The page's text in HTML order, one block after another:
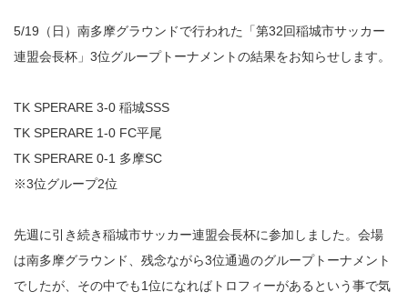
5/19（日）南多摩グラウンドで行われた「第32回稲城市サッカー
連盟会長杯」3位グループトーナメントの結果をお知らせします。
TK SPERARE 3-0 稲城SSS
TK SPERARE 1-0 FC平尾
TK SPERARE 0-1 多摩SC
※3位グループ2位
先週に引き続き稲城市サッカー連盟会長杯に参加しました。会場
は南多摩グラウンド、残念ながら3位通過のグループトーナメント
でしたが、その中でも1位になればトロフィーがあるという事で気